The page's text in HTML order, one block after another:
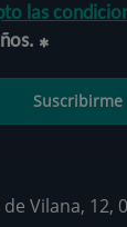
las
Suscribirme
Vilana, 12,